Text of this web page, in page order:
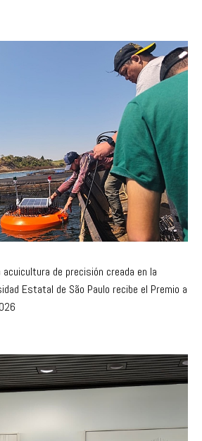
de precisión creada en la
Estatal de São Paulo recibe el Premio a